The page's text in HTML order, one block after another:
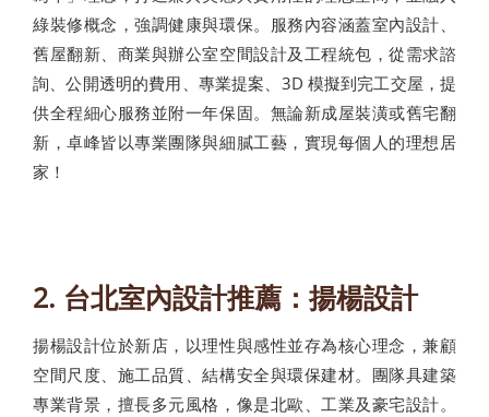
綠裝修概念，強調健康與環保。服務內容涵蓋室內設計、
舊屋翻新、商業與辦公室空間設計及工程統包，從需求諮
詢、公開透明的費用、專業提案、3D 模擬到完工交屋，提
供全程細心服務並附一年保固。無論新成屋裝潢或舊宅翻
新，卓峰皆以專業團隊與細膩工藝，實現每個人的理想居
家！
2. 台北室內設計推薦：揚楊設計
揚楊設計位於新店，以理性與感性並存為核心理念，兼顧
空間尺度、施工品質、結構安全與環保建材。團隊具建築
專業背景，擅長多元風格，像是北歐、工業及豪宅設計。